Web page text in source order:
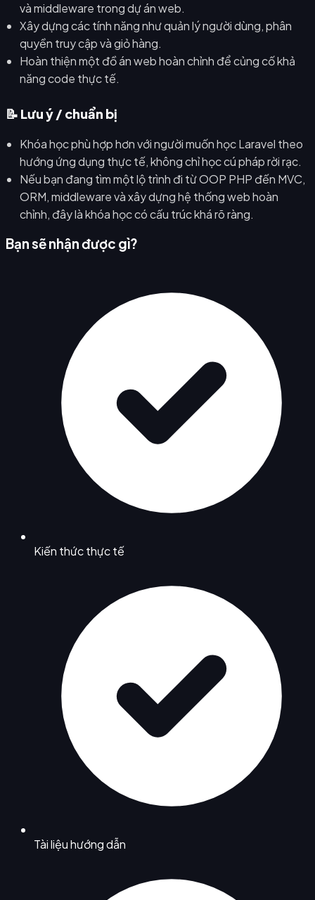
và middleware trong dự án web.
Xây dựng các tính năng như quản lý người dùng, phân
quyền truy cập và giỏ hàng.
Hoàn thiện một đồ án web hoàn chỉnh để củng cố khả
năng code thực tế.
📝 Lưu ý / chuẩn bị
Khóa học phù hợp hơn với người muốn học Laravel theo
hướng ứng dụng thực tế, không chỉ học cú pháp rời rạc.
Nếu bạn đang tìm một lộ trình đi từ OOP PHP đến MVC,
ORM, middleware và xây dựng hệ thống web hoàn
chỉnh, đây là khóa học có cấu trúc khá rõ ràng.
Bạn sẽ nhận được gì?
Kiến thức thực tế
Tài liệu hướng dẫn